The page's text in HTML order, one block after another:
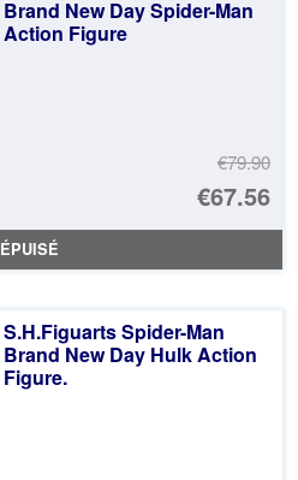
Brand New Day Spider-Man
Action Figure
€79.90
Le
€67.56
Le
ÉPUISÉ
S.H.Figuarts Spider-Man
Brand New Day Hulk Action
Figure.